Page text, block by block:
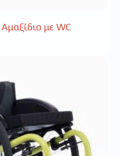
με WC